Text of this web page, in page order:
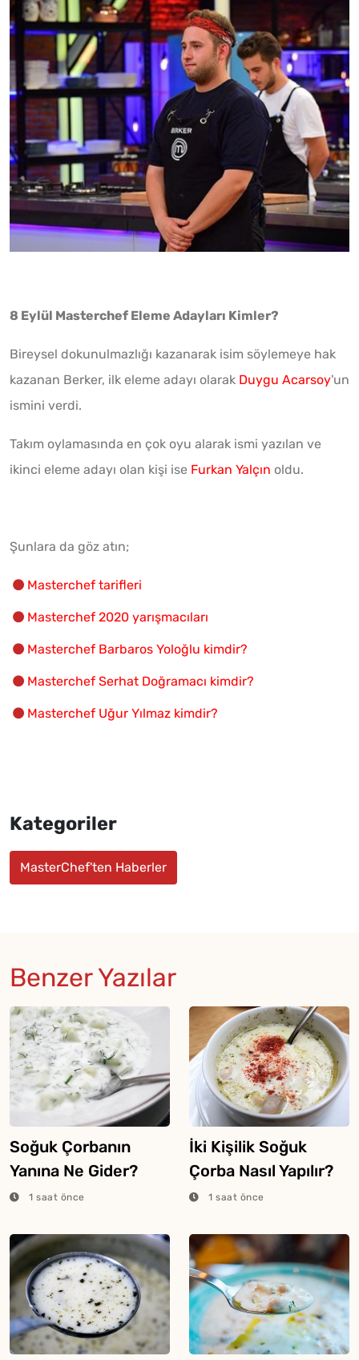
8 Eylül Masterchef Eleme Adayları Kimler?
Bireysel dokunulmazlığı kazanarak isim söylemeye hak
kazanan Berker, ilk eleme adayı olarak Duygu Acarsoy'un
ismini verdi.
Takım oylamasında en çok oyu alarak ismi yazılan ve
ikinci eleme adayı olan kişi ise Furkan Yalçın oldu.
Şunlara da göz atın;
Masterchef tarifleri
Masterchef 2020 yarışmacıları
Masterchef Barbaros Yoloğlu kimdir?
Masterchef Serhat Doğramacı kimdir?
Masterchef Uğur Yılmaz kimdir?
Kategoriler
MasterChef'ten Haberler
Benzer Yazılar
Soğuk Çorbanın
Yanına Ne Gider?
1 saat önce
İki Kişilik Soğuk
Çorba Nasıl Yapılır?
1 saat önce